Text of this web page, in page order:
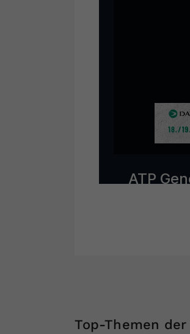
Top-Themen